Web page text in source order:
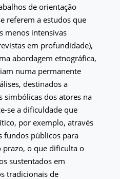
de orientação
referem a estudos que
menos intensivas
em profundidade),
abordagem etnográfica,
numa permanente
destinados a
simbólicas dos atores na
se a dificuldade que
por exemplo, através
fundos públicos para
o que dificulta o
sustentados em
tradicionais de